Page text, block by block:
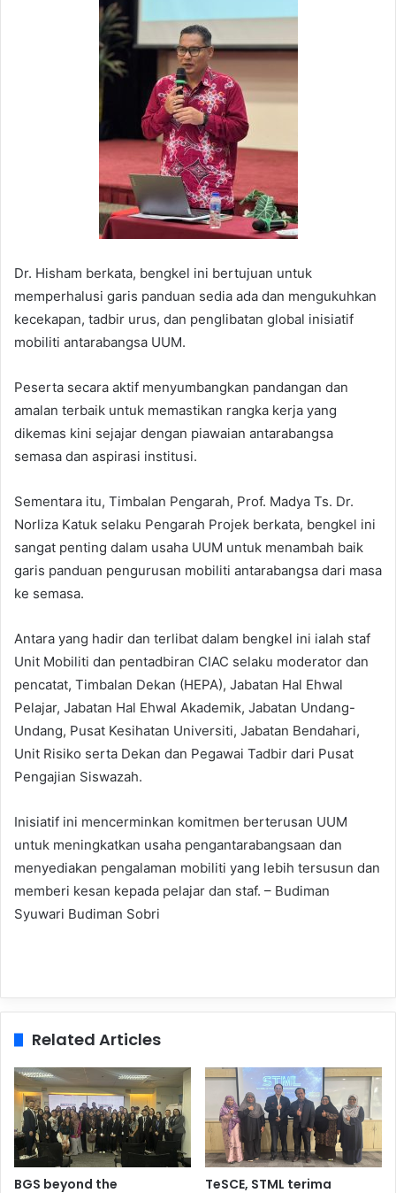
Dr. Hisham berkata, bengkel ini bertujuan untuk
memperhalusi garis panduan sedia ada dan mengukuhkan
kecekapan, tadbir urus, dan penglibatan global inisiatif
mobiliti antarabangsa UUM.
Peserta secara aktif menyumbangkan pandangan dan
amalan terbaik untuk memastikan rangka kerja yang
dikemas kini sejajar dengan piawaian antarabangsa
semasa dan aspirasi institusi.
Sementara itu, Timbalan Pengarah, Prof. Madya Ts. Dr.
Norliza Katuk selaku Pengarah Projek berkata, bengkel ini
sangat penting dalam usaha UUM untuk menambah baik
garis panduan pengurusan mobiliti antarabangsa dari masa
ke semasa.
Antara yang hadir dan terlibat dalam bengkel ini ialah staf
Unit Mobiliti dan pentadbiran CIAC selaku moderator dan
pencatat, Timbalan Dekan (HEPA), Jabatan Hal Ehwal
Pelajar, Jabatan Hal Ehwal Akademik, Jabatan Undang-
Undang, Pusat Kesihatan Universiti, Jabatan Bendahari,
Unit Risiko serta Dekan dan Pegawai Tadbir dari Pusat
Pengajian Siswazah.
Inisiatif ini mencerminkan komitmen berterusan UUM
untuk meningkatkan usaha pengantarabangsaan dan
menyediakan pengalaman mobiliti yang lebih tersusun dan
memberi kesan kepada pelajar dan staf. – Budiman
Syuwari Budiman Sobri
Related Articles
BGS beyond the
TeSCE, STML terima